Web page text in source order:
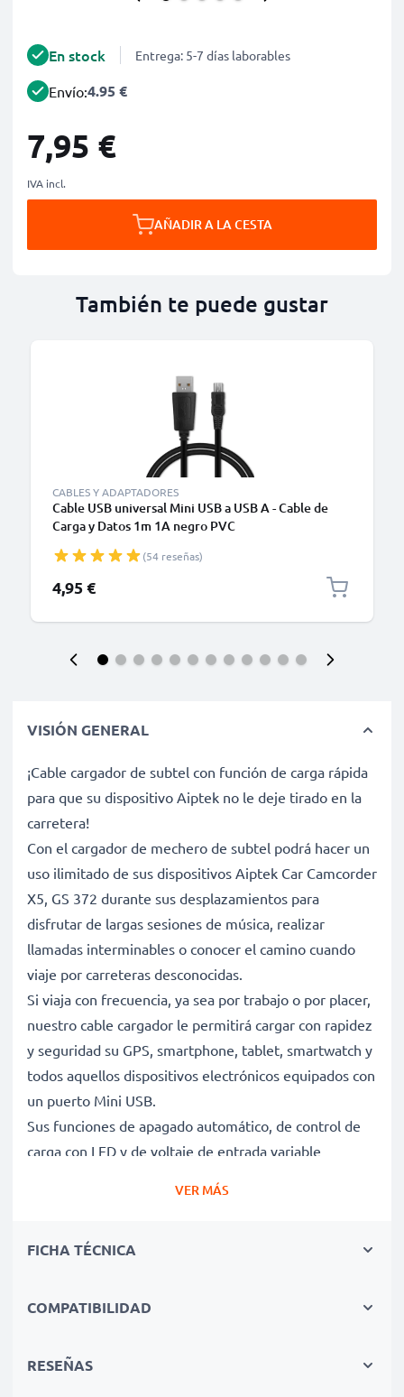
En stock Entrega: 5-7 días laborables
Envío:4.95 €
7,95 €
IVA incl.
AÑADIR A LA CESTA
También te puede gustar
CABLES Y ADAPTADORES
Cable USB universal Mini USB a USB A - Cable de
Carga y Datos 1m 1A negro PVC
(54 reseñas)
4,95 €
VISIÓN GENERAL
¡Cable cargador de subtel con función de carga rápida
para que su dispositivo Aiptek no le deje tirado en la
carretera!
Con el cargador de mechero de subtel podrá hacer un
uso ilimitado de sus dispositivos Aiptek Car Camcorder
X5, GS 372 durante sus desplazamientos para
disfrutar de largas sesiones de música, realizar
llamadas interminables o conocer el camino cuando
viaje por carreteras desconocidas.
Si viaja con frecuencia, ya sea por trabajo o por placer,
nuestro cable cargador le permitirá cargar con rapidez
y seguridad su GPS, smartphone, tablet, smartwatch y
todos aquellos dispositivos electrónicos equipados con
un puerto Mini USB.
Sus funciones de apagado automático, de control de
carga con LED y de voltaje de entrada variable
Carga rápida y cuidadosa de sus dispositivos
LED y el voltaje de entrada flexible del cargador
✔ Tecnología moderna - Carga rápida y apagado
VER MÁS
FICHA TÉCNICA
COMPATIBILIDAD
RESEÑAS